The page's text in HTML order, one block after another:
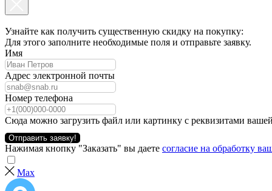
Узнайте как получить существенную скидку на покупку:
Для этого заполните необходимые поля и отправьте заявку.
Имя
Адрес электронной почты
Номер телефона
Сюда можно загрузить файл или картинку с реквизитами
Отправить заявку!
Нажимая кнопку "Заказать" вы даете согласие на обработку
Max